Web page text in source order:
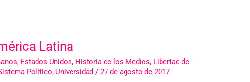
Latina
, Estados Unidos, Historia de los Medios, Libertad de
Político, Universidad / 27 de agosto de 2017